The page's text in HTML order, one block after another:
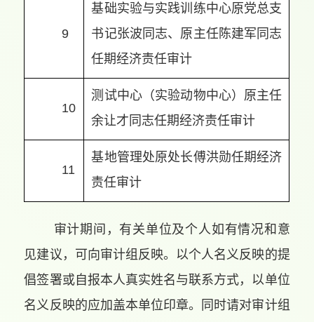
9
基础实验与实践训练中心原党总支
书记张波同志、原主任陈建军同志
任期经济责任审计
10
测试中心（实验动物中心）原主任
余让才同志任期经济责任审计
11
基地管理处原处长傅洪勋任期经济
责任审计
审计期间，有关单位及个人如有情况和意
见建议，可向审计组反映。以个人名义反映的提
倡签署或自报本人真实姓名与联系方式，以单位
名义反映的应加盖本单位印章。同时请对审计组